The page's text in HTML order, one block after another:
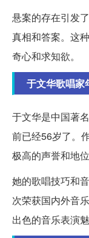
悬案的存在引发
真相和答案。这
奇心和求知欲。
于文华歌唱家
于文华是中国著
前已经56岁了。
极高的声誉和地位
她的歌唱技巧和
次荣获国内外音
出色的音乐表演